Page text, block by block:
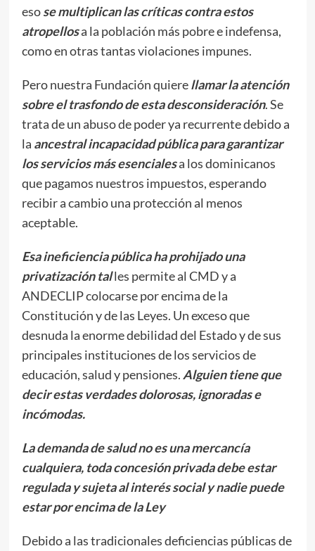
esose multiplican las críticas contra estos
atropellosa la población más pobre e indefensa,
como en otras tantas violaciones impunes.
Pero nuestra Fundación quierellamar la atención
sobre el trasfondo de esta desconsideración. Se
trata de un abuso de poder ya recurrente debido a
la ancestral incapacidad pública para garantizar
los servicios más esencialesa los dominicanos
que pagamos nuestros impuestos, esperando
recibir a cambio una protección al menos
aceptable.
Esa ineficiencia pública ha prohijado una
privatización talles permite al CMD y a
ANDECLIP colocarse por encima de la
Constitución y de las Leyes. Un exceso que
desnuda la enorme debilidad del Estado y de sus
principales instituciones de los servicios de
educación, salud y pensiones. Alguien tiene que
decir estas verdades dolorosas, ignoradas e
incómodas.
La demanda de salud no es una mercancía
cualquiera, toda concesión privada debe estar
regulada y sujeta al interés social y nadie puede
estar por encima de la Ley
Debido a las tradicionales deficiencias públicas de